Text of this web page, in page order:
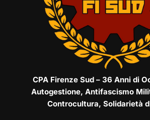
CPA Firenze Sud – 36 Anni di
Autogestione, Antifascismo
Controcultura, Solidarietà